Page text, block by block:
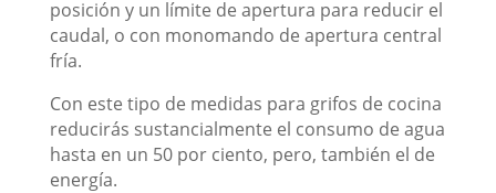
posición y un límite de apertura para reducir el
caudal, o con monomando de apertura central
fría.
Con este tipo de medidas para grifos de cocina
reducirás sustancialmente el consumo de agua
hasta en un 50 por ciento, pero, también el de
energía.